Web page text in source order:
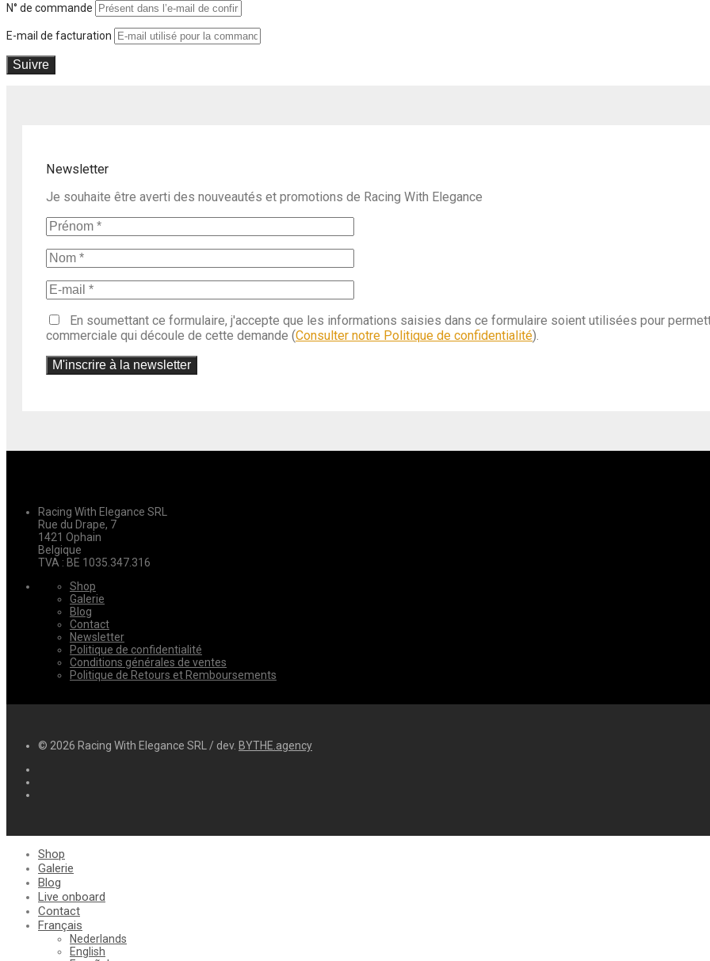
N° de commande
E-mail de facturation
Suivre
Newsletter
Je souhaite être averti des nouveautés et promotions de Racing With Elegance
En soumettant ce formulaire, j'accepte que les informations saisies dans ce formulaire soient utilisées pour
commerciale qui découle de cette demande (Consulter notre Politique de confidentialité).
Racing With Elegance SRL
Rue du Drape, 7
1421 Ophain
Belgique
TVA : BE 1035.347.316
Shop
Galerie
Blog
Contact
Newsletter
Politique de confidentialité
Conditions générales de ventes
Politique de Retours et Remboursements
© 2026 Racing With Elegance SRL / dev. BYTHE.agency
Shop
Galerie
Blog
Live onboard
Contact
Français
Nederlands
English